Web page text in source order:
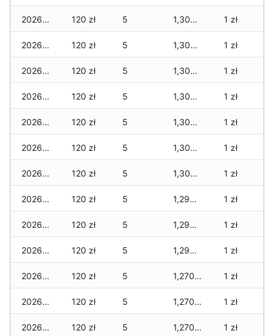
2026-03-25 120 zł 5 1,300 zł 1 zł
2026-03-24 120 zł 5 1,300 zł 1 zł
2026-03-23 120 zł 5 1,300 zł 1 zł
2026-03-22 120 zł 5 1,300 zł 1 zł
2026-03-21 120 zł 5 1,300 zł 1 zł
2026-03-20 120 zł 5 1,300 zł 1 zł
2026-03-19 120 zł 5 1,300 zł 1 zł
2026-03-18 120 zł 5 1,290 zł 1 zł
2026-03-17 120 zł 5 1,290 zł 1 zł
2026-03-16 120 zł 5 1,290 zł 1 zł
2026-03-15 120 zł 5 1,270 zł 1 zł
2026-03-14 120 zł 5 1,270 zł 1 zł
2026-03-13 120 zł 5 1,270 zł 1 zł